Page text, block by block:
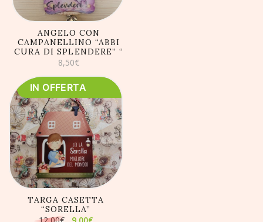
ANGELO CON
CAMPANELLINO “ABBI
CURA DI SPLENDERE” “
8,50€
IN OFFERTA
AGGIUNGI AL
CARRELLO
TARGA CASETTA
“SORELLA”
Il Il